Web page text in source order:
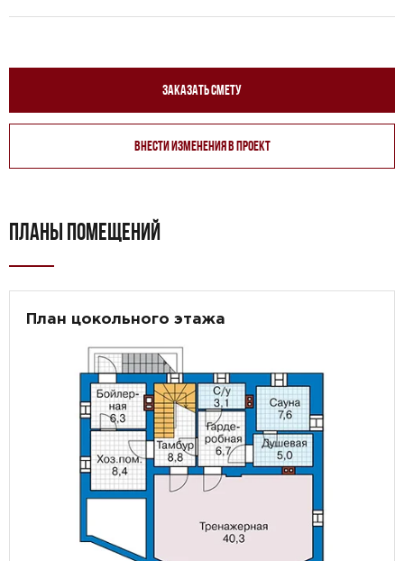
Заказать смету
Внести изменения в проект
ПЛАНЫ ПОМЕЩЕНИЙ
План цокольного этажа